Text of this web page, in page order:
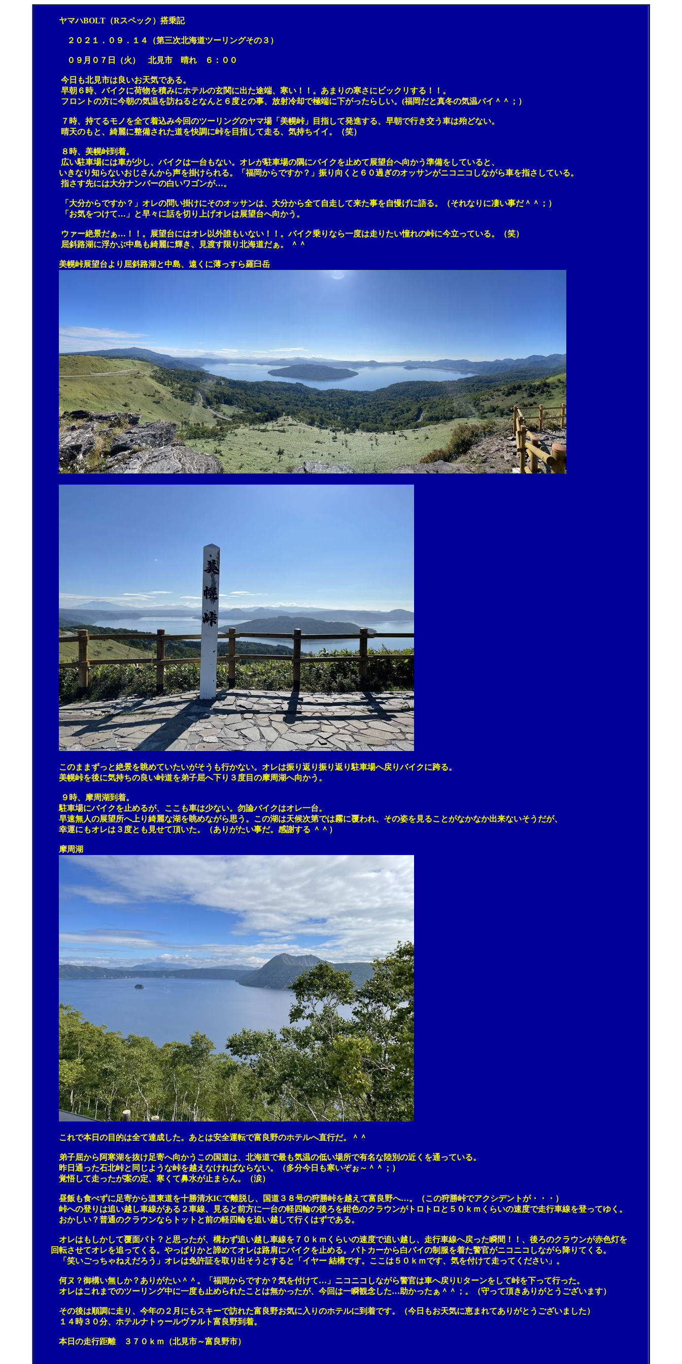
ヤマハBOLT（Rスペック）搭乗記
２０２１．０９．１４（第三次北海道ツーリングその３）
０９月０７日（火） 北見市 晴れ ６：００
今日も北見市は良いお天気である。
早朝６時、バイクに荷物を積みにホテルの玄関に出た途端、寒い！！。あまりの寒さにビックリする！！。
フロントの方に今朝の気温を訪ねるとなんと６度との事、放射冷却で極端に下がったらしい。(福岡だと真冬の気温バイ＾＾；）
７時、持てるモノを全て着込み今回のツーリングのヤマ場「美幌峠」目指して発進する、早朝で行き交う車は殆どない。
晴天のもと、綺麗に整備された道を快調に峠を目指して走る、気持ちイイ。（笑）
８時、美幌峠到着。
広い駐車場には車が少し、バイクは一台もない。オレが駐車場の隅にバイクを止めて展望台へ向かう準備をしていると、
いきなり知らないおじさんから声を掛けられる。「福岡からですか？」振り向くと６０過ぎのオッサンがニコニコしながら車を指さしている。
指さす先には大分ナンバーの白いワゴンが…。
「大分からですか？」オレの問い掛けにそのオッサンは、大分から全て自走して来た事を自慢げに語る。（それなりに凄い事だ＾＾；）
「お気をつけて…」と早々に話を切り上げオレは展望台へ向かう。
ウァー絶景だぁ…！！。展望台にはオレ以外誰もいない！！。バイク乗りなら一度は走りたい憧れの峠に今立っている。（笑）
屈斜路湖に浮かぶ中島も綺麗に輝き、見渡す限り北海道だぁ。 ＾＾
美幌峠展望台より屈斜路湖と中島、遠くに薄っすら羅臼岳
このままずっと絶景を眺めていたいがそうも行かない。オレは振り返り振り返り駐車場へ戻りバイクに跨る。
美幌峠を後に気持ちの良い峠道を弟子屈へ下り３度目の摩周湖へ向かう。
９時、摩周湖到着。
駐車場にバイクを止めるが、ここも車は少ない。勿論バイクはオレ一台。
早速無人の展望所へ上り綺麗な湖を眺めながら思う。この湖は天候次第では霧に覆われ、その姿を見ることがなかなか出来ないそうだが、
幸運にもオレは３度とも見せて頂いた。（ありがたい事だ。感謝する ＾＾）
摩周湖
これで本日の目的は全て達成した。あとは安全運転で富良野のホテルへ直行だ。＾＾
弟子屈から阿寒湖を抜け足寄へ向かうこの国道は、北海道で最も気温の低い場所で有名な陸別の近くを通っている。
昨日通った石北峠と同じような峠を越えなければならない。（多分今日も寒いぞぉ～＾＾；）
覚悟して走ったが案の定、寒くて鼻水が止まらん。（涙）
昼飯も食べずに足寄から道東道を十勝清水ICで離脱し、国道３８号の狩勝峠を越えて富良野へ…。（この狩勝峠でアクシデントが・・・）
峠への登りは追い越し車線がある２車線、見ると前方に一台の軽四輪の後ろを紺色のクラウンがトロトロと５０ｋｍくらいの速度で走行車線を登ってゆく。
おかしい？普通のクラウンならトットと前の軽四輪を追い越して行くはずである。
オレはもしかして覆面パト？と思ったが、構わず追い越し車線を７０ｋｍくらいの速度で追い越し、走行車線へ戻った瞬間！！、後ろのクラウンが赤色灯を
回転させてオレを追ってくる。やっぱりかと諦めてオレは路肩にバイクを止める。パトカーから白バイの制服を着た警官がニコニコしながら降りてくる。
「笑いごっちゃねえだろう」オレは免許証を取り出そうとすると「イヤー 結構です。ここは５０ｋｍです、気を付けて走ってください」。
何ヌ？御構い無しか？ありがたい＾＾。「福岡からですか？気を付けて…」ニコニコしながら警官は車へ戻りUターンをして峠を下って行った。
オレはこれまでのツーリング中に一度も止められたことは無かったが、今回は一瞬観念した…助かったぁ＾＾；。（守って頂きありがとうございます）
その後は順調に走り、今年の２月にもスキーで訪れた富良野お気に入りのホテルに到着です。（今日もお天気に恵まれてありがとうございました）
１４時３０分、ホテルナトゥールヴァルト富良野到着。
本日の走行距離 ３７０ｋｍ（北見市～富良野市）